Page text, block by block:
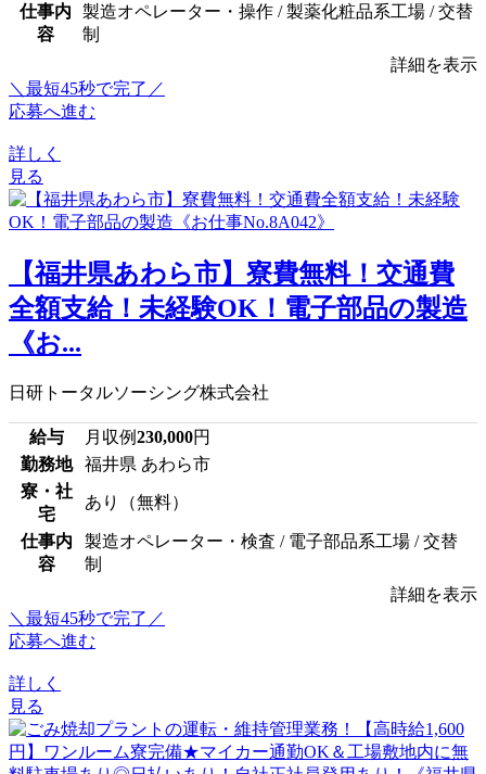
仕事内
容
製造オペレーター・操作 / 製薬化粧品系工場 / 交替
制
詳細を表示
＼最短45秒で完了／
応募へ進む
詳しく
見る
【福井県あわら市】寮費無料！交通費
全額支給！未経験OK！電子部品の製造
《お...
日研トータルソーシング株式会社
給与 月収例230,000円
勤務地
福井県 あわら市
寮・社
宅
あり（無料）
仕事内
容
製造オペレーター・検査 / 電子部品系工場 / 交替
制
詳細を表示
＼最短45秒で完了／
応募へ進む
詳しく
見る